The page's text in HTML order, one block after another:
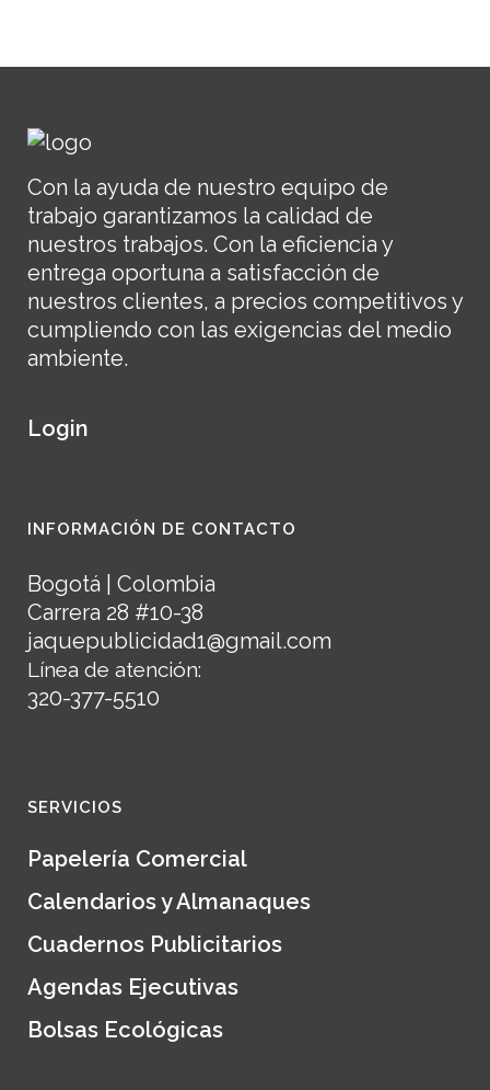
Con la ayuda de nuestro equipo de
trabajo garantizamos la calidad de
nuestros trabajos. Con la eficiencia y
entrega oportuna a satisfacción de
nuestros clientes, a precios competitivos y
cumpliendo con las exigencias del medio
ambiente.
Login
INFORMACIÓN DE CONTACTO
Bogotá | Colombia
Carrera 28 #10-38
jaquepublicidad1@gmail.com
Línea de atención:
320-377-5510
SERVICIOS
Papelería Comercial
Calendarios y Almanaques
Cuadernos Publicitarios
Agendas Ejecutivas
Bolsas Ecológicas